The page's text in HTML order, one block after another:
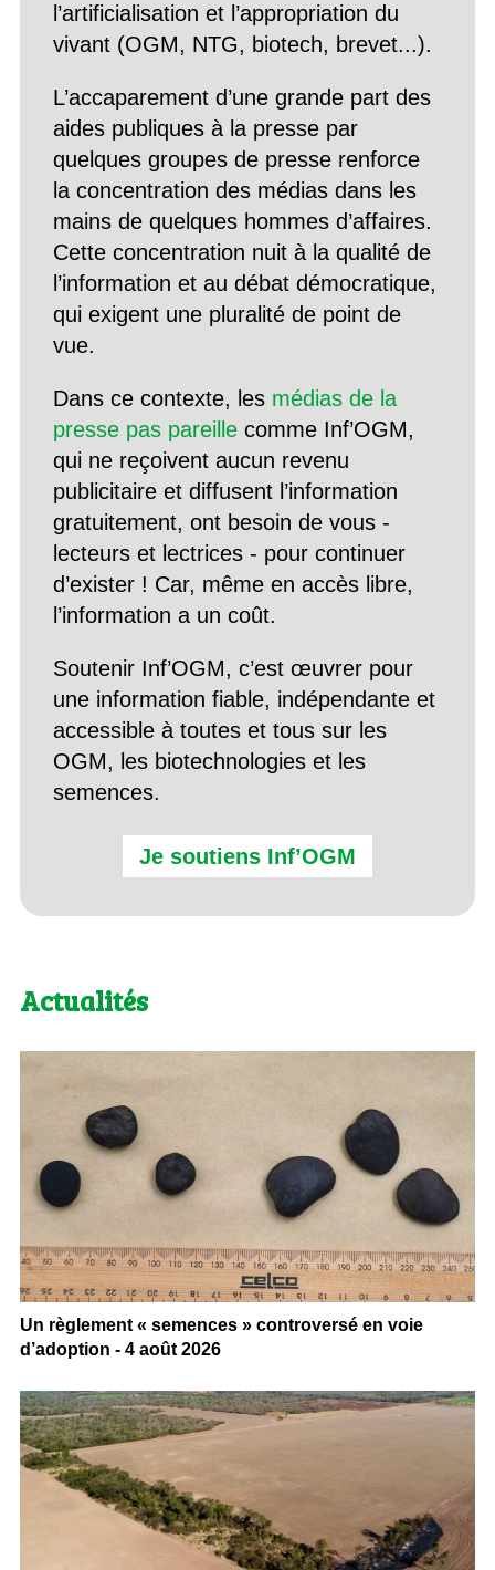
l’artificialisation et l’appropriation du
vivant (OGM, NTG, biotech, brevet...).
L’accaparement d’une grande part des
aides publiques à la presse par
quelques groupes de presse renforce
la concentration des médias dans les
mains de quelques hommes d’affaires.
Cette concentration nuit à la qualité de
l’information et au débat démocratique,
qui exigent une pluralité de point de
vue.
Dans ce contexte, les médias de la
presse pas pareillecomme Inf’OGM,
qui ne reçoivent aucun revenu
publicitaire et diffusent l’information
gratuitement, ont besoin de vous -
lecteurs et lectrices - pour continuer
d’exister ! Car, même en accès libre,
l’information a un coût.
Soutenir Inf’OGM, c’est œuvrer pour
une information fiable, indépendante et
accessible à toutes et tous sur les
OGM, les biotechnologies et les
semences.
Je soutiens Inf’OGM
Actualités
Un règlement « semences » controversé en voie
d’adoption - 4 août 2026